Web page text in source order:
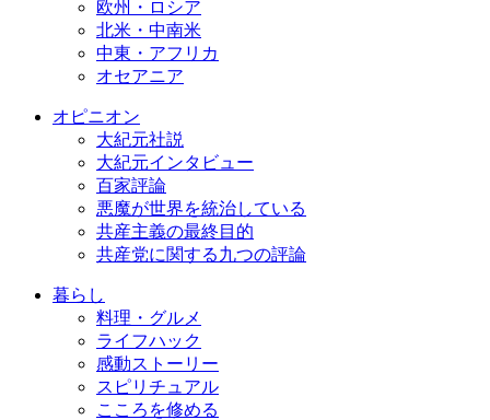
欧州・ロシア
北米・中南米
中東・アフリカ
オセアニア
オピニオン
大紀元社説
大紀元インタビュー
百家評論
悪魔が世界を統治している
共産主義の最終目的
共産党に関する九つの評論
暮らし
料理・グルメ
ライフハック
感動ストーリー
スピリチュアル
こころを修める